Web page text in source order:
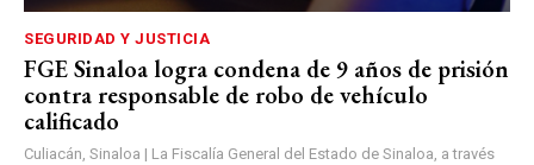
SEGURIDAD Y JUSTICIA
FGE Sinaloa logra condena de 9 años de prisión
contra responsable de robo de vehículo
calificado
Culiacán, Sinaloa | La Fiscalía General del Estado de Sinaloa, a través